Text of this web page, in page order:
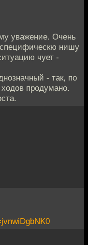
уважение. Очень
нишу
чует -
- так, по
продумано.